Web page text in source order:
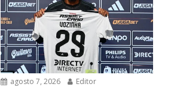
agosto 7, 2026 Editor